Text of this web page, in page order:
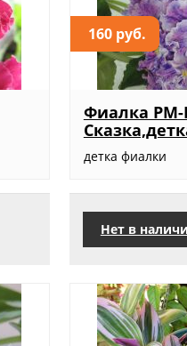
160 руб.
Фиалка РМ-
детка фиалки
Нет в